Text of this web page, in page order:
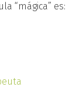
“mágica” es: